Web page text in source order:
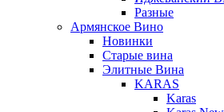
Разные
Армянское Вино
Новинки
Старые вина
Элитные Вина
KARAS
Karas